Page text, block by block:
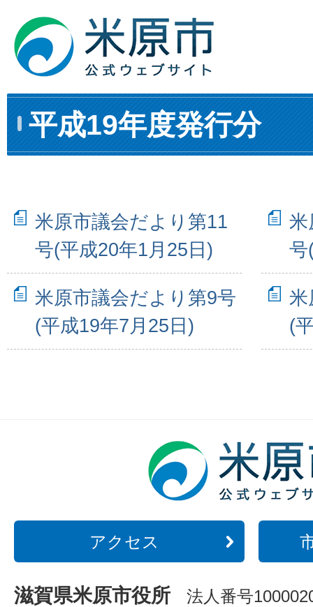
平成19年度発行分
米原市議会だより第11
号(平成20年1月25日)
米
号
米原市議会だより第9号
(平成19年7月25日)
米
(
アクセス
滋賀県米原市役所 法人番号